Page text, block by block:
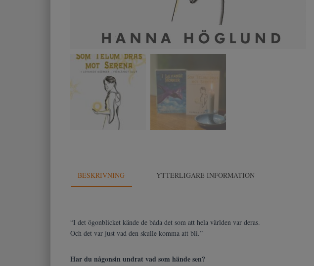
BESKRIVNING YTTERLIGARE INFORMATION
“I det ögonblicket kände de båda det som att hela världen var deras.
Och det var just vad den skulle komma att bli.”
Har du någonsin undrat vad som hände sen?